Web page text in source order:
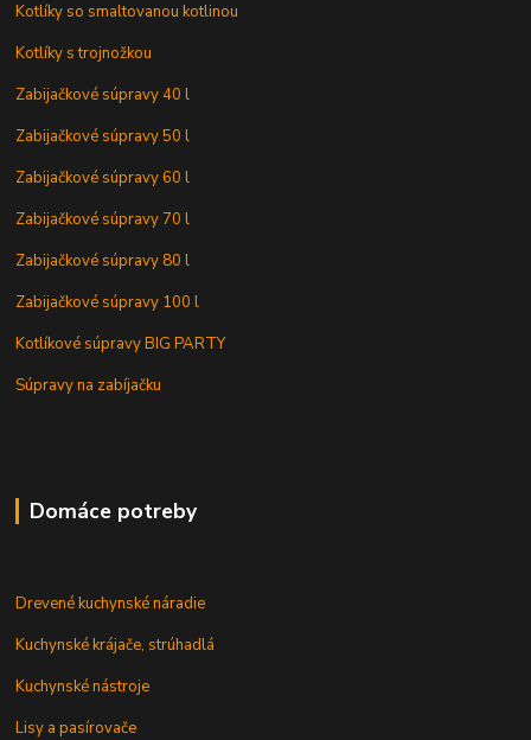
Kotlíky so smaltovanou kotlinou
Kotlíky s trojnožkou
Zabijačkové súpravy 40 l
Zabijačkové súpravy 50 l
Zabijačkové súpravy 60 l
Zabijačkové súpravy 70 l
Zabijačkové súpravy 80 l
Zabijačkové súpravy 100 l
Kotlíkové súpravy BIG PARTY
Súpravy na zabíjačku
Domáce potreby
Drevené kuchynské náradie
Kuchynské krájače, strúhadlá
Kuchynské nástroje
Lisy a pasírovače